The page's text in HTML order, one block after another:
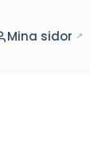
Mina sidor